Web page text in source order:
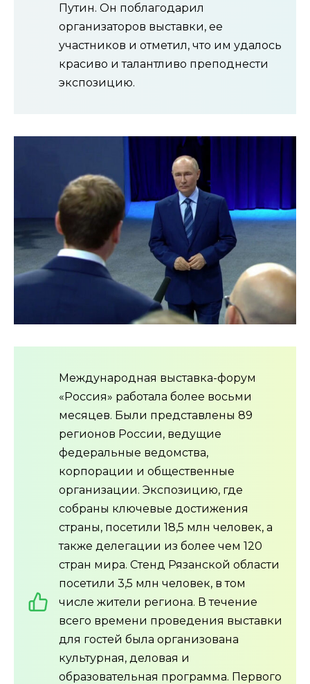
Путин. Он поблагодарил
организаторов выставки, ее
участников и отметил, что им удалось
красиво и талантливо преподнести
экспозицию.
Международная выставка-форум
«Россия» работала более восьми
месяцев. Были представлены 89
регионов России, ведущие
федеральные ведомства,
корпорации и общественные
организации. Экспозицию, где
собраны ключевые достижения
страны, посетили 18,5 млн человек, а
также делегации из более чем 120
стран мира. Стенд Рязанской области
посетили 3,5 млн человек, в том
числе жители региона. В течение
всего времени проведения выставки
для гостей была организована
культурная, деловая и
образовательная программа. Первого